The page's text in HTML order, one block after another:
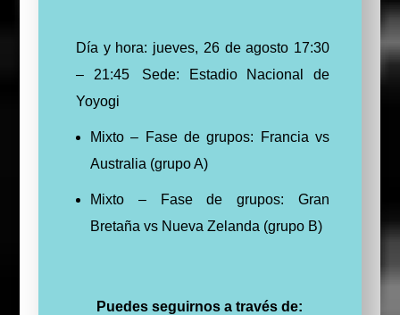
Día y hora: jueves, 26 de agosto 17:30
– 21:45
Sede: Estadio Nacional de
Yoyogi
Mixto – Fase de grupos: Francia vs
Australia (grupo A)
Mixto – Fase de grupos: Gran
Bretaña vs Nueva Zelanda (grupo B)
Puedes seguirnos a través de: